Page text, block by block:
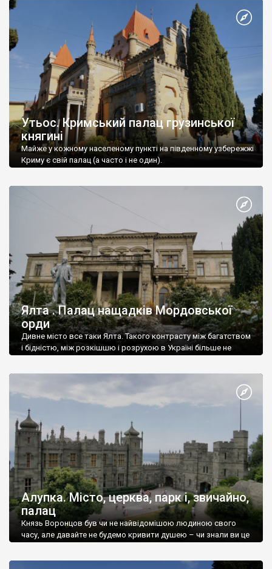
Утьос. Кримський палац грузинської
княгині
Майже у кожному населеному пункті на південному узбережжі
Криму є свій палац (а часто і не один).
Ялта . Палац нащадків Мордовської
орди
Дивне місто все таки Ялта. Такого контрасту між багатством
і бідністю, між розкішшю і розрухою в Україні більше не
Алупка. Місто, церква, парк і, звичайно,
палац
Князь Воронцов був чи не найвідомішою людиною свого
часу, але давайте не будемо кривити душею – чи знали ви це